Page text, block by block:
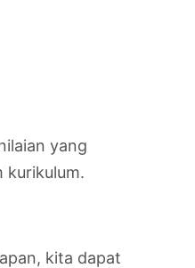
yang
kurikulum.
kita dapat